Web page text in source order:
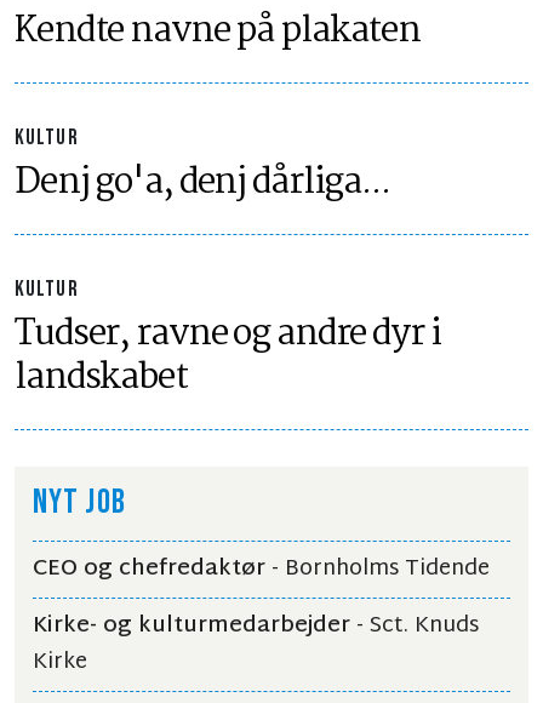
Kendte navne på plakaten
KULTUR
Denj go'a, denj dårliga...
KULTUR
Tudser, ravne og andre dyr i
landskabet
NYT JOB
CEO og chefredaktør- Bornholms Tidende
Kirke- og kulturmedarbejder- Sct. Knuds
Kirke